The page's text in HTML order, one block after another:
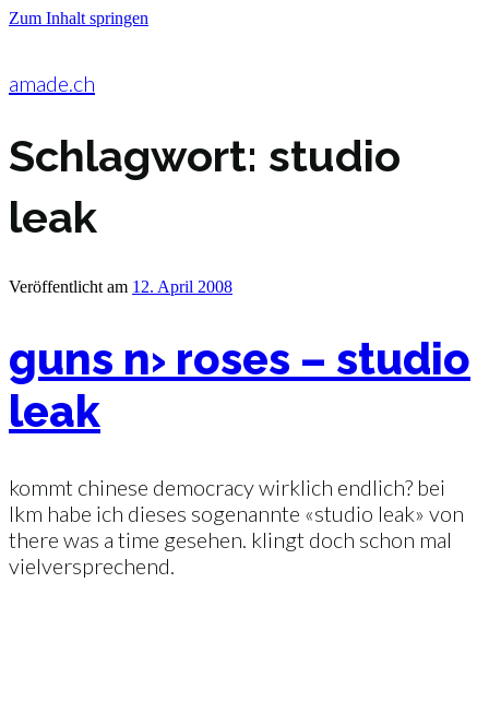
Zum Inhalt springen
amade.ch
Schlagwort: studio
leak
Veröffentlicht am 12. April 2008
guns n› roses – studio
leak
kommt chinese democracy wirklich endlich? bei
lkm habe ich dieses sogenannte «studio leak» von
there was a time gesehen. klingt doch schon mal
vielversprechend.